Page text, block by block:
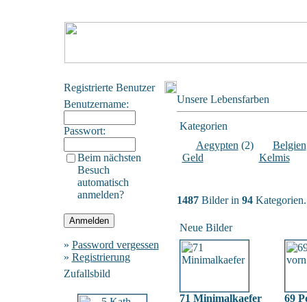
Registrierte Benutzer
Benutzername:
Passwort:
Beim nächsten
Besuch
automatisch
anmelden?
» Password vergessen
» Registrierung
Zufallsbild
Unsere Lebensfarben
Kategorien
Aegypten (2)
Geld
Belgien
Kelmis
1487Bilder in 94Kategorien.
Neue Bilder
71 Minimalkaefer
69